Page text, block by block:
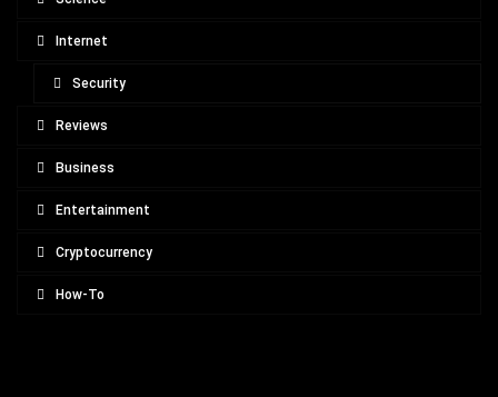
Internet
Security
Reviews
Business
Entertainment
Cryptocurrency
How-To